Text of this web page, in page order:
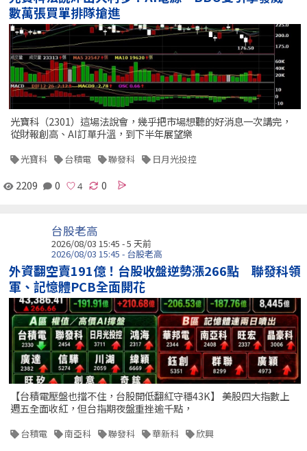
數萬張買單排隊搶進
光寶科（2301）這場法說會，幾乎把市場想聽的好消息一次講完，
從財報創高、AI訂單升溫，到下半年展望樂
光寶科 台積電 聯發科 日月光投控
2209 0 0
台股老高
2026/08/03 15:45 - 5 天前
2026/08/03 15:45 - 台股老高
外資翻空賣191億！台股收盤逆勢漲266點 聯發科領
軍、記憶體PCB全面開花
【台積電壓盤也擋不住，台股開低翻紅守穩43K】 美股四大指數上
週五全面收紅，但台指期夜盤重挫逾千點，
台積電 南亞科 聯發科 華新科 欣興